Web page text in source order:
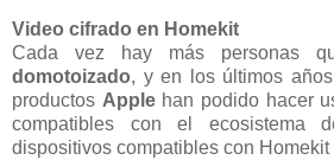
Video cifrado en Homekit
Cada vez hay más personas
domotoizado, y en los últimos
productos Applehan podido hacer
compatibles con el ecosistema
dispositivos compatibles con